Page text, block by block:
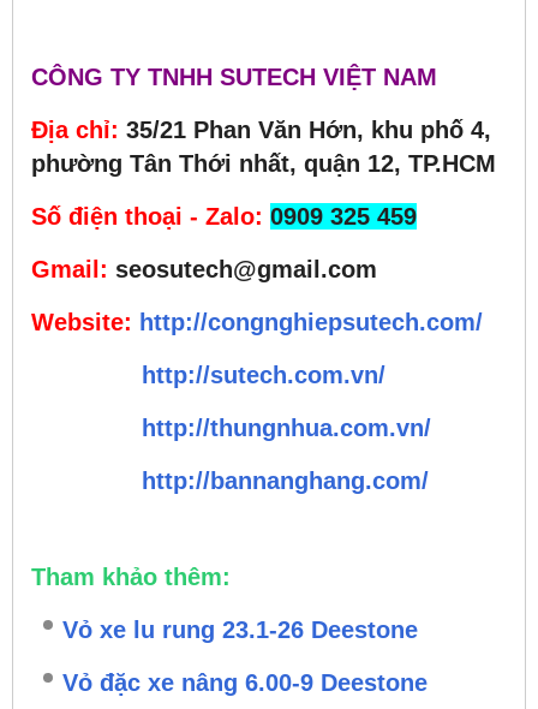
CÔNG TY TNHH SUTECH VIỆT NAM
Địa chỉ: 35/21 Phan Văn Hớn, khu phố 4,
phường Tân Thới nhất, quận 12, TP.HCM
Số điện thoại - Zalo: 0909 325 459
Gmail: seosutech@gmail.com
Website: http://congnghiepsutech.com/
http://sutech.com.vn/
http://thungnhua.com.vn/
http://bannanghang.com/
Tham khảo thêm:
Vỏ xe lu rung 23.1-26 Deestone
Vỏ đặc xe nâng 6.00-9 Deestone